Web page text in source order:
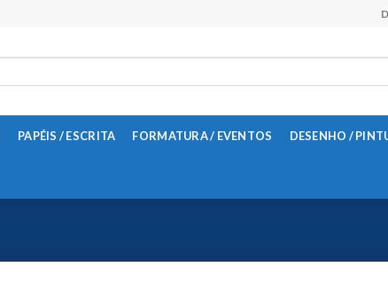
PAPÉIS / ESCRITA FORMATURA / EVENTOS DESENHO /